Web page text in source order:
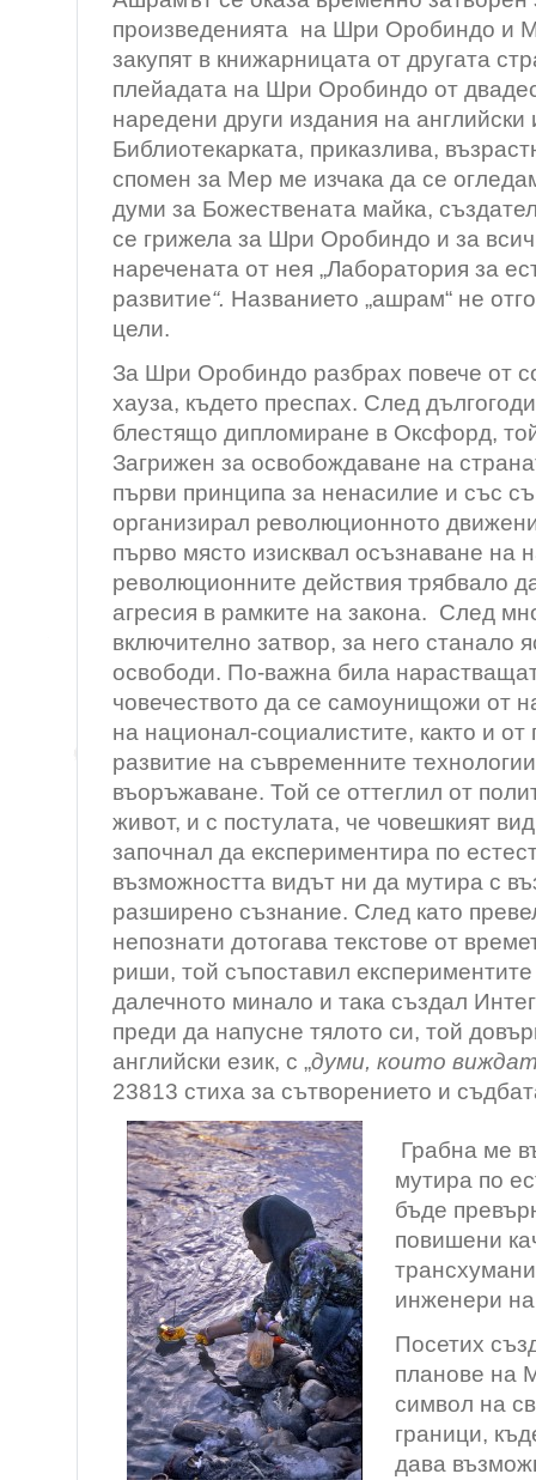
произведенията на Шри Оробиндо и
закупят в книжарницата от другата
плейадата на Шри Оробиндо от
наредени други издания на
Библиотекарката, приказлива,
спомен за Мер ме изчака да се
думи за Божествената майка,
се грижела за Шри Оробиндо и за
наречената от нея „Лаборатория за
развитие“. Названието „ашрам“ не
цели.
За Шри Оробиндо разбрах повече от
хауза, където преспах. След
блестящо дипломиране в Оксфорд,
Загрижен за освобождаване на
първи принципа за ненасилие и със
организирал революционното
първо място изисквал осъзнаване на
революционните действия трябвало
агресия в рамките на закона. След
включително затвор, за него станало
освободи. По-важна била
човечеството да се самоунищожи от
на национал-социалистите, както и
развитие на съвременните
въоръжаване. Той се оттеглил от
живот, и с постулата, че човешкият
започнал да експериментира по
възможността видът ни да мутира с
разширено съзнание. След като
непознати дотогава текстове от
риши, той съпоставил
далечното минало и така създал
преди да напусне тялото си, той
английски език, с „думи, които
23813 стиха за сътворението и
Грабна ме
мутира по
бъде
повишени
инженери
Посетих
планове на
символ на
граници,
дава